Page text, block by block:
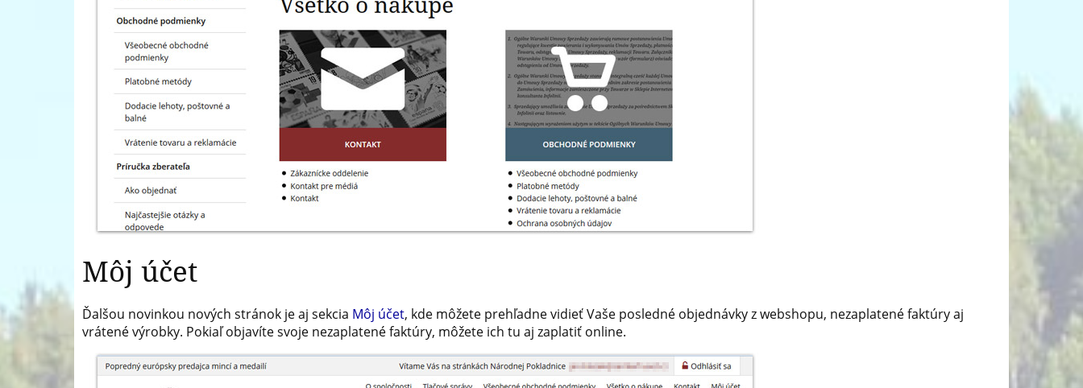
Môj účet
Ďalšou novinkou nových stránok je aj sekcia Môj účet, kde môžete prehľadne vidieť Vaše posledné objednávky z webshopu, nezaplatené faktúry aj
vrátené výrobky. Pokiaľ objavíte svoje nezaplatené faktúry, môžete ich tu aj zaplatiť online.